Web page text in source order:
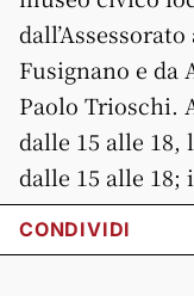
Fusignano e da
Paolo Trioschi.
dalle 15 alle 18,
dalle 15 alle 18;
CONDIVIDI